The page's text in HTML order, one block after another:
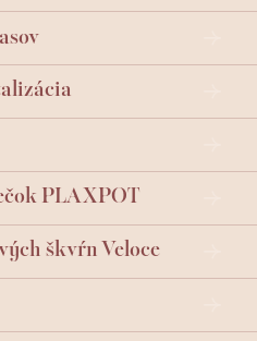
PLAXPOT
škvŕn Veloce